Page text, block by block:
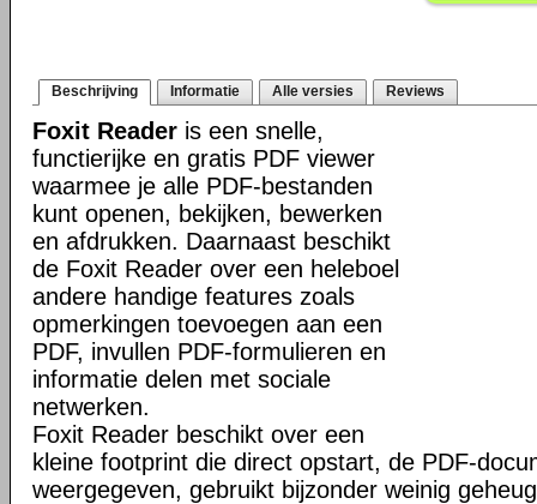
Beschrijving Informatie Alle versies Reviews
Foxit Reader is een snelle,
functierijke en gratis PDF viewer
waarmee je alle PDF-bestanden
kunt openen, bekijken, bewerken
en afdrukken. Daarnaast beschikt
de Foxit Reader over een heleboel
andere handige features zoals
opmerkingen toevoegen aan een
PDF, invullen PDF-formulieren en
informatie delen met sociale
netwerken.
Foxit Reader beschikt over een
kleine footprint die direct opstart, de PDF-
weergegeven, gebruikt bijzonder weinig